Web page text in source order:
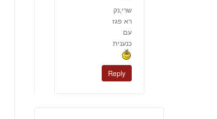
שרי,נק
רא פגז
עם
כנענית
Reply